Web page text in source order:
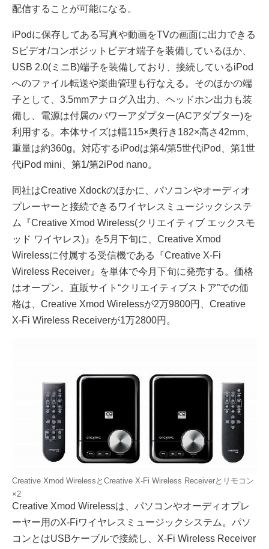
配信することが可能になる。
iPodに保存してある写真や動画をTVの画面に出力できる
Sビデオ/コンポジットビデオ端子を装備しているほか、
USB 2.0(ミニB)端子を装備しており、接続しているiPod
へのファイル転送や楽曲管理も行なえる。そのほかの端
子として、3.5mmアナログ入出力、ヘッドホン出力も装
備し、電源は付属のパワーアダプター(ACアダプター)を
利用する。本体サイズは幅115×奥行き182×高さ42mm、
重量は約360g。対応するiPodは第4/第5世代iPod、第1世
代iPod mini、第1/第2iPod nano。
同社はCreative Xdockのほかに、パソコンやオーディオ
プレーヤーと接続できるワイヤレスミュージックシステ
ム『Creative Xmod Wireless(クリエイティブ エックスモ
ッド ワイヤレス)』を5月下旬に、Creative Xmod
Wirelessに付属する受信機である『Creative X-Fi
Wireless Receiver』を単体で今月下旬に発売する。価格
はオープン。直販サイト“クリエイティブストア”での価
格は、Creative Xmod Wirelessが2万9800円、Creative
X-Fi Wireless Receiverが1万2800円。
Creative Xmod WirelessとCreative X-Fi Wireless Receiverとリモコン
×2
Creative Xmod Wirelessは、パソコンやオーディオプレ
ーヤー用のX-Fiワイヤレスミュージックシステム。パソ
コンとはUSBケーブルで接続し、X-Fi Wireless Receiver